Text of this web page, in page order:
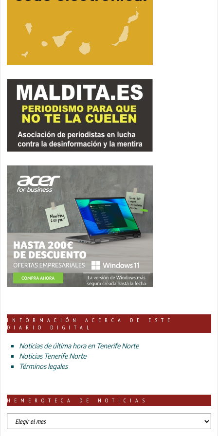
INFORMACIÓN ACERCA DE ESTE
DIARIO DIGITAL
Noticias de última hora en Tenerife Norte
Noticias Tenerife Norte
Términos legales
HEMEROTECA DE NOTICIAS
HEMEROTECA
DE